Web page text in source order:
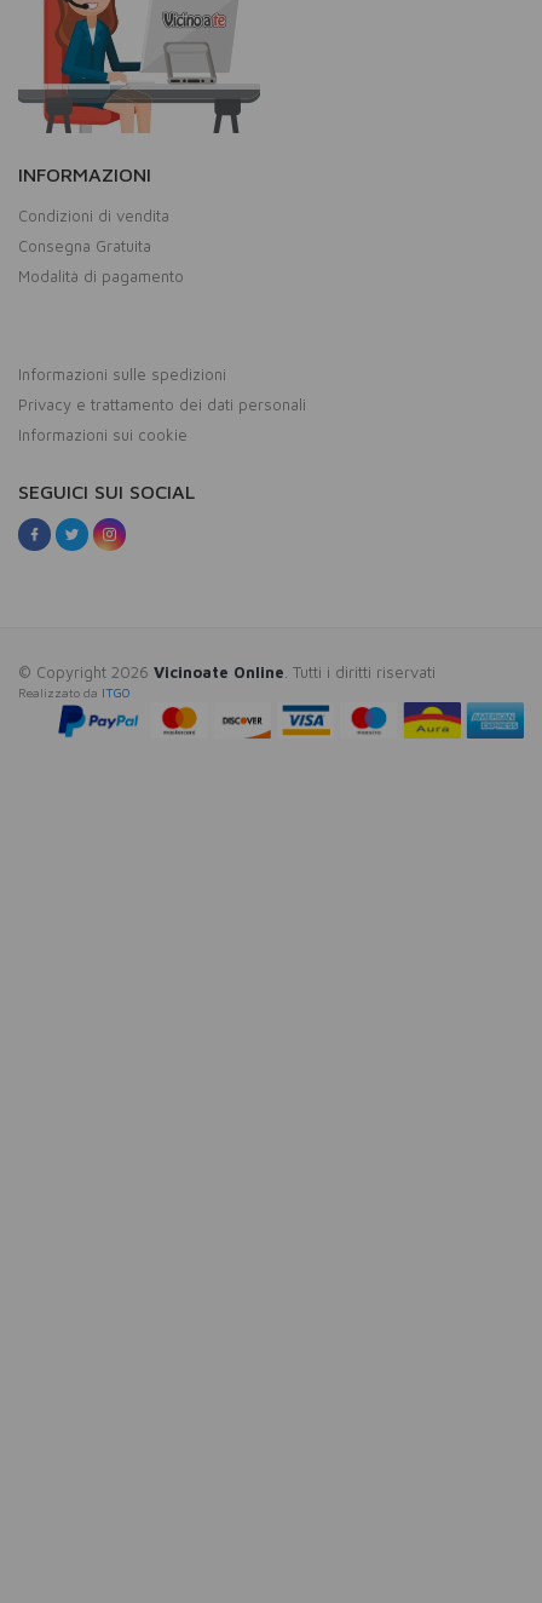
INFORMAZIONI
Condizioni di vendita
Consegna Gratuita
Modalità di pagamento
Informazioni sulle spedizioni
Privacy e trattamento dei dati personali
Informazioni sui cookie
SEGUICI SUI SOCIAL
© Copyright 2026 Vicinoate Online. Tutti i diritti riservati
Realizzato da ITGO